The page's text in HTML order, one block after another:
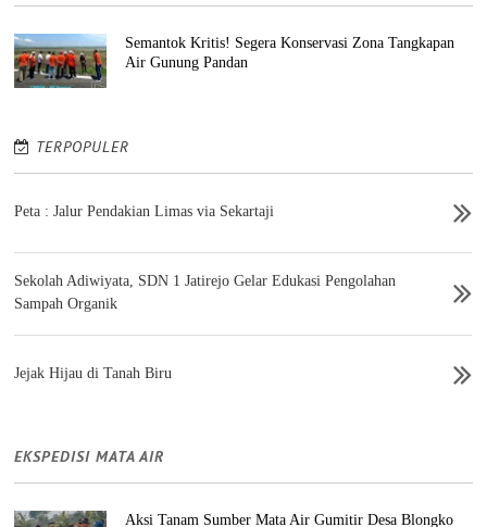
Semantok Kritis! Segera Konservasi Zona Tangkapan
Air Gunung Pandan
TERPOPULER
Peta : Jalur Pendakian Limas via Sekartaji
Sekolah Adiwiyata, SDN 1 Jatirejo Gelar Edukasi Pengolahan
Sampah Organik
Jejak Hijau di Tanah Biru
EKSPEDISI MATA AIR
Aksi Tanam Sumber Mata Air Gumitir Desa Blongko